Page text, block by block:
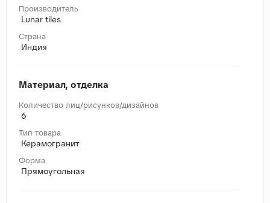
Производитель
Lunar tiles
Страна
Индия
Материал, отделка
Количество лиц/рисунков/дизайнов
6
Тип товара
Керамогранит
Форма
Прямоугольная